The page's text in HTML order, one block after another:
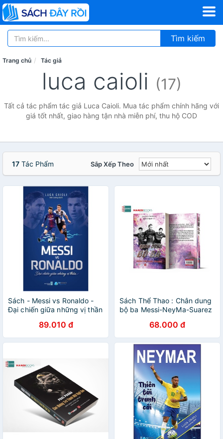
Tìm kiếm
Trang chủ Tác giả
luca caioli (17)
Tất cả tác phẩm tác giả Luca Caioli. Mua tác phẩm chính hãng với
giá tốt nhất, giao hàng tận nhà miễn phí, thu hộ COD
17 Tác Phẩm Sắp Xếp Theo
Sách - Messi vs Ronaldo -
Đại chiến giữa những vị thần
89.010 đ
Sách Thể Thao : Chân dung
bộ ba Messi-NeyMa-Suarez
68.000 đ